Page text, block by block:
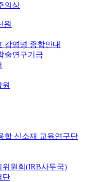
의상
원
감염병 종합안내
술연구기금
합 신소재 교육연구단
위원회(IRB사무국)
단